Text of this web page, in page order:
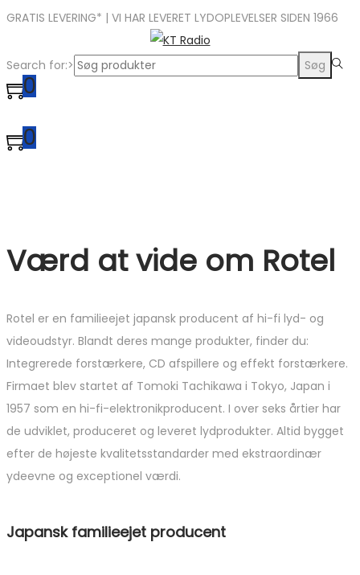
GRATIS LEVERING* | VI HAR LEVERET LYDOPLEVELSER SIDEN 1966
Search for:> Søg
0
0
Værd at vide om Rotel
Rotel er en familieejet japansk producent af hi-fi lyd- og
videoudstyr. Blandt deres mange produkter, finder du:
Integrerede forstærkere, CD afspillere og effekt forstærkere.
Firmaet blev startet af Tomoki Tachikawa i Tokyo, Japan i
1957 som en hi-fi-elektronikproducent. I over seks årtier har
de udviklet, produceret og leveret lydprodukter. Altid bygget
efter de højeste kvalitetsstandarder med ekstraordinær
ydeevne og exceptionel værdi.
Japansk familieejet producent